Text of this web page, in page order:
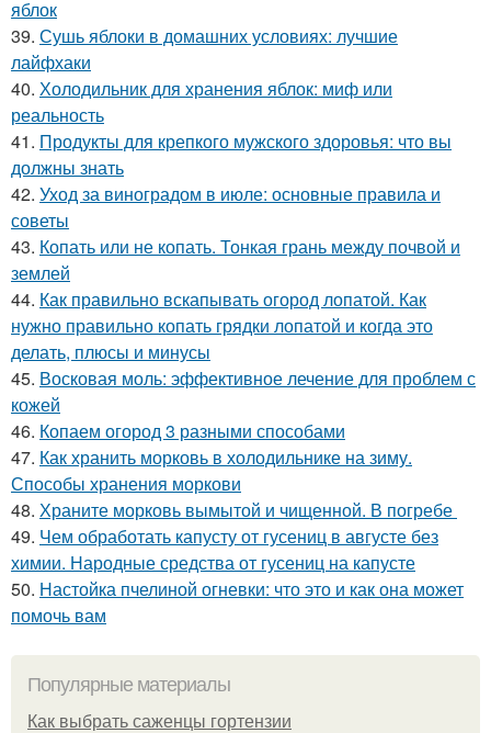
яблок
39. Сушь яблоки в домашних условиях: лучшие
лайфхаки
40. Холодильник для хранения яблок: миф или
реальность
41. Продукты для крепкого мужского здоровья: что вы
должны знать
42. Уход за виноградом в июле: основные правила и
советы
43. Копать или не копать. Тонкая грань между почвой и
землей
44. Как правильно вскапывать огород лопатой. Как
нужно правильно копать грядки лопатой и когда это
делать, плюсы и минусы
45. Восковая моль: эффективное лечение для проблем с
кожей
46. Копаем огород 3 разными способами
47. Как хранить морковь в холодильнике на зиму.
Способы хранения моркови
48. Храните морковь вымытой и чищенной. В погребе
49. Чем обработать капусту от гусениц в августе без
химии. Народные средства от гусениц на капусте
50. Настойка пчелиной огневки: что это и как она может
помочь вам
Популярные материалы
Как выбрать саженцы гортензии